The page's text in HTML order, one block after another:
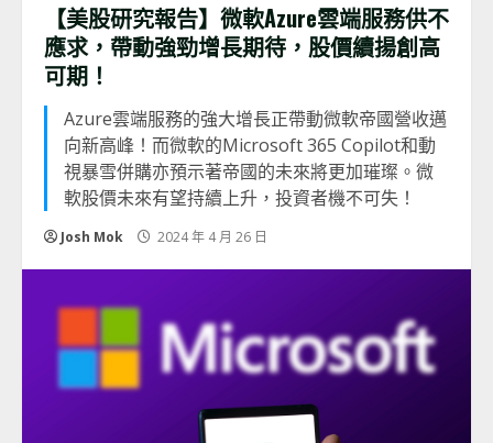
【美股研究報告】微軟Azure雲端服務供不
應求，帶動強勁增長期待，股價續揚創高
可期！
Azure雲端服務的強大增長正帶動微軟帝國營收邁
向新高峰！而微軟的Microsoft 365 Copilot和動
視暴雪併購亦預示著帝國的未來將更加璀璨。微
軟股價未來有望持續上升，投資者機不可失！
Josh Mok 2024 年 4 月 26 日